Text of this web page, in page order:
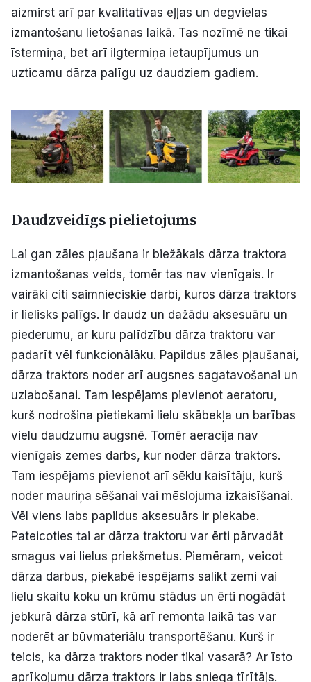
aizmirst arī par kvalitatīvas eļļas un degvielas
izmantošanu lietošanas laikā. Tas nozīmē ne tikai
īstermiņa, bet arī ilgtermiņa ietaupījumus un
uzticamu dārza palīgu uz daudziem gadiem.
Daudzveidīgs pielietojums
Lai gan zāles pļaušana ir biežākais dārza traktora
izmantošanas veids, tomēr tas nav vienīgais. Ir
vairāki citi saimnieciskie darbi, kuros dārza traktors
ir lielisks palīgs. Ir daudz un dažādu aksesuāru un
piederumu, ar kuru palīdzību dārza traktoru var
padarīt vēl funkcionālāku. Papildus zāles pļaušanai,
dārza traktors noder arī augsnes sagatavošanai un
uzlabošanai. Tam iespējams pievienot aeratoru,
kurš nodrošina pietiekami lielu skābekļa un barības
vielu daudzumu augsnē. Tomēr aeracija nav
vienīgais zemes darbs, kur noder dārza traktors.
Tam iespējams pievienot arī sēklu kaisītāju, kurš
noder mauriņa sēšanai vai mēslojuma izkaisīšanai.
Vēl viens labs papildus aksesuārs ir piekabe.
Pateicoties tai ar dārza traktoru var ērti pārvadāt
smagus vai lielus priekšmetus. Piemēram, veicot
dārza darbus, piekabē iespējams salikt zemi vai
lielu skaitu koku un krūmu stādus un ērti nogādāt
jebkurā dārza stūrī, kā arī remonta laikā tas var
noderēt ar būvmateriālu transportēšanu. Kurš ir
teicis, ka dārza traktors noder tikai vasarā? Ar īsto
aprīkojumu dārza traktors ir labs sniega tīrītājs.